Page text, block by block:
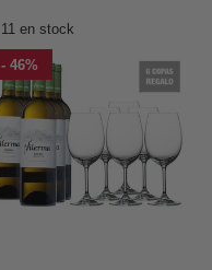
11 en stock
- 46%